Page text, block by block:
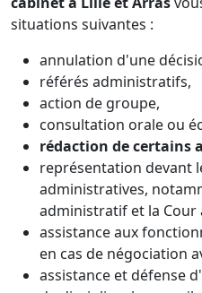
situations suivantes :
annulation d'une
référés administratifs,
action de groupe,
consultation orale ou
rédaction de certains
représentation devant
administratives,
administratif et la
assistance aux
en cas de négociation
assistance et défense